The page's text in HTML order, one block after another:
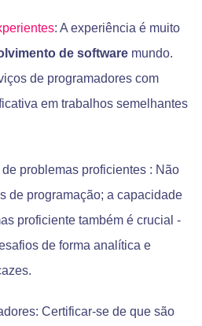
: A experiência é muito
de software mundo.
de programadores com
em trabalhos semelhantes
problemas proficientes : Não
de programação; a capacidade
proficiente também é crucial -
de forma analítica e
Certificar-se de que são